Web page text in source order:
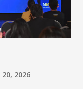
risco à
saber fazer a
so...
2026